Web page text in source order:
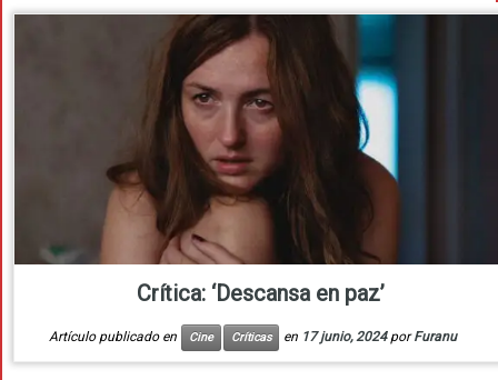
Crítica: ‘Descansa en paz’
Artículo publicado en Cine Críticas en 17 junio, 2024 porFuranu